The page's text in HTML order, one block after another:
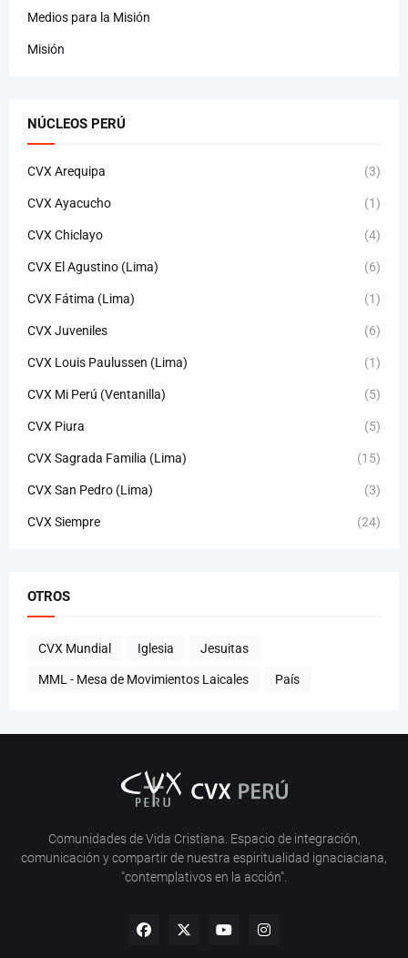
Medios para la Misión
Misión
NÚCLEOS PERÚ
CVX Arequipa (3)
CVX Ayacucho (1)
CVX Chiclayo (4)
CVX El Agustino (Lima) (6)
CVX Fátima (Lima) (1)
CVX Juveniles (6)
CVX Louis Paulussen (Lima) (1)
CVX Mi Perú (Ventanilla) (5)
CVX Piura (5)
CVX Sagrada Familia (Lima) (15)
CVX San Pedro (Lima) (3)
CVX Siempre (24)
OTROS
CVX Mundial Iglesia Jesuitas
MML - Mesa de Movimientos Laicales País
Comunidades de Vida Cristiana. Espacio de integración,
comunicación y compartir de nuestra espiritualidad ignaciaciana,
"contemplativos en la acción".